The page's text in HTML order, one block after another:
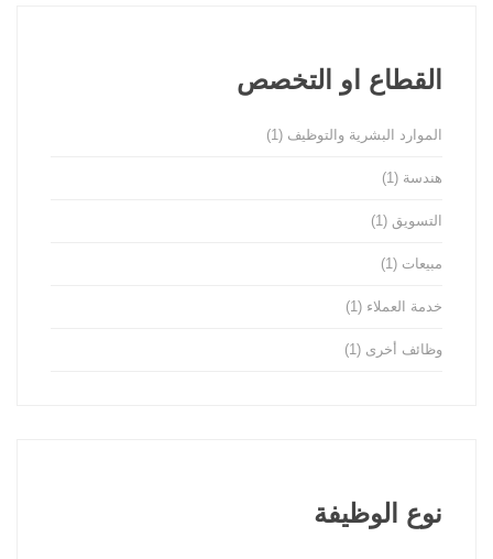
القطاع او التخصص
الموارد البشرية والتوظيف (1)
هندسة (1)
التسويق (1)
مبيعات (1)
خدمة العملاء (1)
وظائف أخرى (1)
نوع الوظيفة